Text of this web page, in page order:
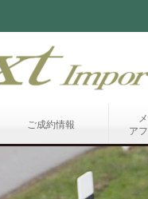
ご成約情報
ア